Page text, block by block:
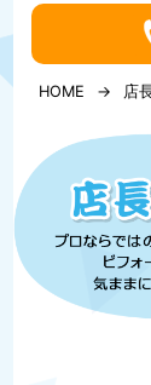
プ
HOME 店